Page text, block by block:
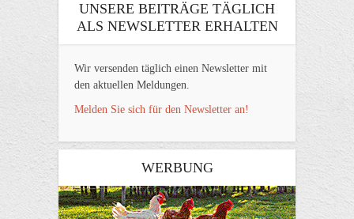
UNSERE BEITRÄGE TÄGLICH
ALS NEWSLETTER ERHALTEN
Wir versenden täglich einen Newsletter mit
den aktuellen Meldungen.
Melden Sie sich für den Newsletter an!
WERBUNG